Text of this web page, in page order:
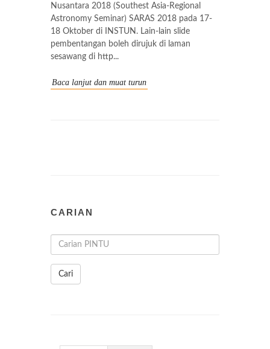
Nusantara 2018 (Southest Asia-Regional
Astronomy Seminar) SARAS 2018 pada 17-
18 Oktober di INSTUN. Lain-lain slide
pembentangan boleh dirujuk di laman
sesawang di http...
Baca lanjut dan muat turun
CARIAN
Cari